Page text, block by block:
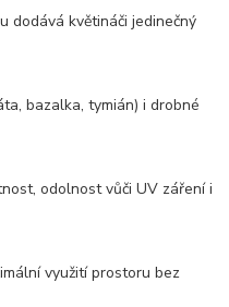
dodává květináči jedinečný
bazalka, tymián) i drobné
odolnost vůči UV záření i
využití prostoru bez